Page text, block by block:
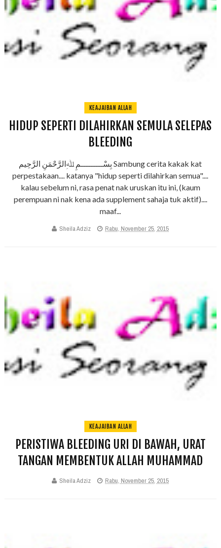
KEAJAIBAN ALLAH
HIDUP SEPERTI DILAHIRKAN SEMULA SELEPAS
BLEEDING
بِسْـــــــــمِ ﷲِالرَّحْمَنِ الرَّحِيم Sambung cerita kakak kat
perpestakaan.... katanya "hidup seperti dilahirkan semua"....
kalau sebelum ni, rasa penat nak uruskan itu ini, (kaum
perempuan ni nak kena ada supplement sahaja tuk aktif)....
maaf...
Sheila Adziz Rabu, November 25, 2015
KEAJAIBAN ALLAH
PERISTIWA BLEEDING URI DI BAWAH, URAT
TANGAN MEMBENTUK ALLAH MUHAMMAD
Sheila Adziz Rabu, November 25, 2015